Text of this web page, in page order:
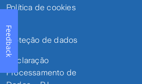
Política de cookies
Proteção de dados
Declaração
Processamento de
Feedback